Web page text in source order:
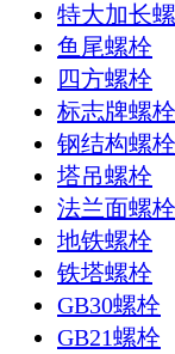
特大加长
鱼尾螺栓
四方螺栓
标志牌螺栓
钢结构螺栓
塔吊螺栓
法兰面螺栓
地铁螺栓
铁塔螺栓
GB30螺栓
GB21螺栓